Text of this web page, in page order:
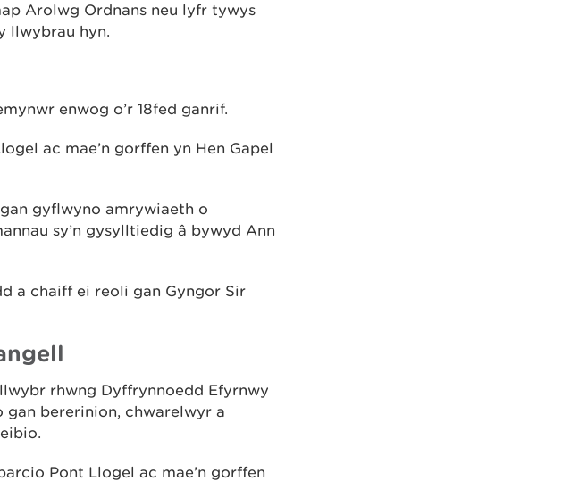
Arolwg Ordnans neu lyfr tywys
llwybrau hyn.
enwog o’r 18fed ganrif.
ac mae’n gorffen yn Hen Gapel
gyflwyno amrywiaeth o
sy’n gysylltiedig â bywyd Ann
a chaiff ei reoli gan Gyngor Sir
rhwng Dyffrynnoedd Efyrnwy
bererinion, chwarelwyr a
Pont Llogel ac mae’n gorffen